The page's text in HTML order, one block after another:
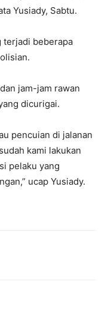
Yusiady, Sabtu.
terjadi beberapa
jam-jam rawan
dicurigai.
pencuian di jalanan
kami lakukan
pelaku yang
ucap Yusiady.